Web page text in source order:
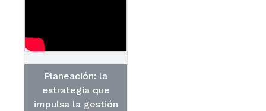
Planeación: la
estrategia que
impulsa la gestión